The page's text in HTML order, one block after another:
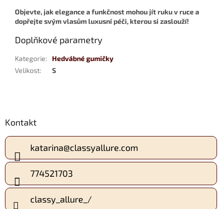
Objevte, jak elegance a funkčnost mohou jít ruku v ruce a
dopřejte svým vlasům luxusní péči, kterou si zaslouží!
Doplňkové parametry
Kategorie:
Hedvábné gumičky
Velikost: S
á
p
t
í
Kontakt
katarina@classyallure.com
774521703
classy_allure_/